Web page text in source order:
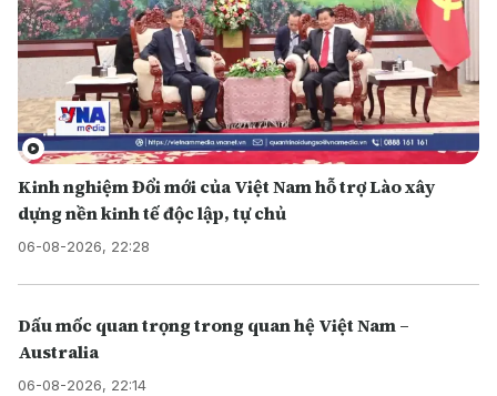
Kinh nghiệm Đổi mới của Việt Nam hỗ trợ Lào xây
dựng nền kinh tế độc lập, tự chủ
06-08-2026, 22:28
Dấu mốc quan trọng trong quan hệ Việt Nam –
Australia
06-08-2026, 22:14